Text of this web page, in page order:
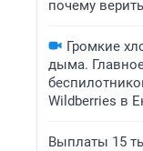
почему
Громкие
дыма.
Wildberries в
Выплаты 15